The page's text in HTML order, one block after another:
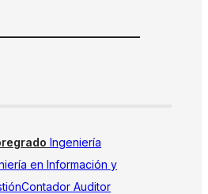
Ingeniería
en Información y
Contador Auditor